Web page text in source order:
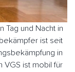
Tag und Nacht in
ist seit
in
VGS ist mobil für